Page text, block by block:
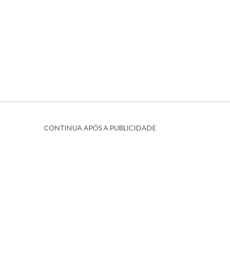
CONTINUA APÓS A PUBLICIDADE